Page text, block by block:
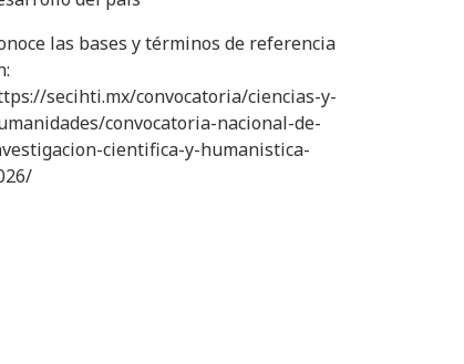
las bases y términos de referencia
secihti.mx/convocatoria/ciencias-y-
convocatoria-nacional-de-
cientifica-y-humanistica-